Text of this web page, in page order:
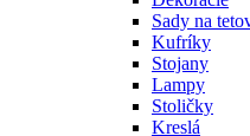
Sady na
Kufríky
Stojany
Lampy
Stoličky
Kreslá